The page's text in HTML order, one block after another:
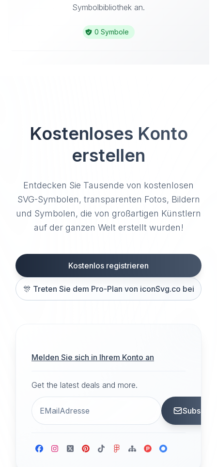
Symbolbibliothek an.
0 Symbole
Kostenloses Konto
erstellen
Entdecken Sie Tausende von kostenlosen
SVG-Symbolen, transparenten Fotos, Bildern
und Symbolen, die von großartigen Künstlern
auf der ganzen Welt erstellt wurden!
Kostenlos registrieren
🎊 Treten Sie dem Pro-Plan von iconSvg.co bei
Melden Sie sich in Ihrem Konto an
Get the latest deals and more.